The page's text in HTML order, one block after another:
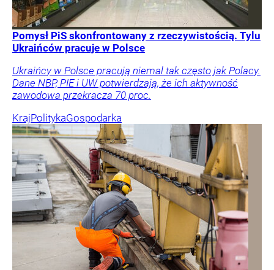
Pomysł PiS skonfrontowany z rzeczywistością. Tylu
Ukraińców pracuje w Polsce
Ukraińcy w Polsce pracują niemal tak często jak Polacy.
Dane NBP, PIE i UW potwierdzają, że ich aktywność
zawodowa przekracza 70 proc.
KrajPolitykaGospodarka